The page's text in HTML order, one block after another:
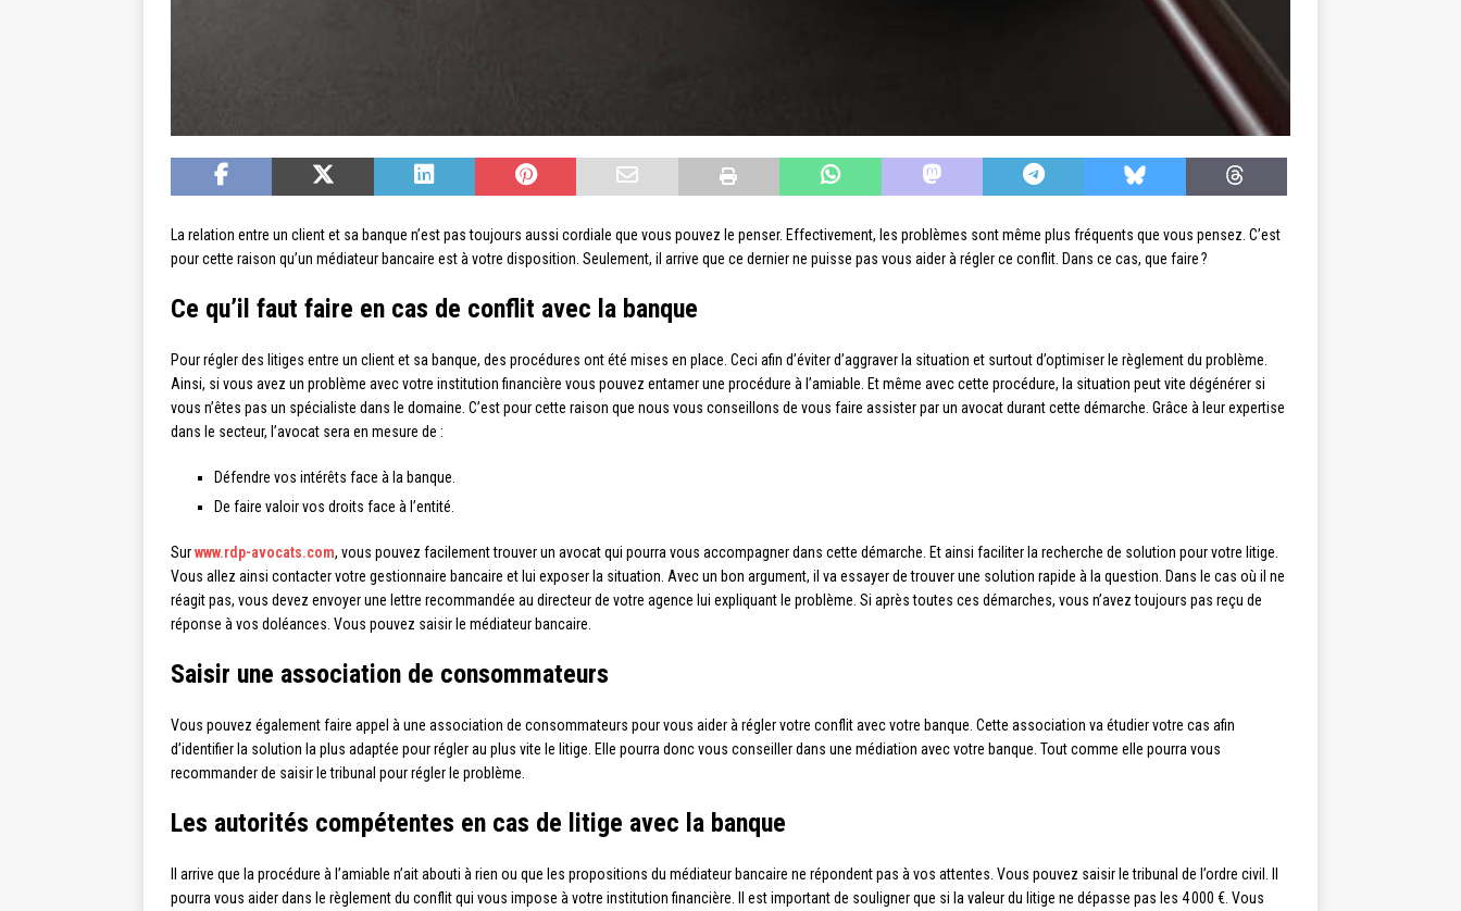
La relation entre un client et sa banque n’est pas toujours aussi cordiale que vous pouvez le penser. Effectivement, les problèmes sont même plus fréquents que vous pensez. C’est
pour cette raison qu’un médiateur bancaire est à votre disposition. Seulement, il arrive que ce dernier ne puisse pas vous aider à régler ce conflit. Dans ce cas, que faire ?
Ce qu’il faut faire en cas de conflit avec la banque
Pour régler des litiges entre un client et sa banque, des procédures ont été mises en place. Ceci afin d’éviter d’aggraver la situation et surtout d’optimiser le règlement du problème.
Ainsi, si vous avez un problème avec votre institution financière vous pouvez entamer une procédure à l’amiable. Et même avec cette procédure, la situation peut vite dégénérer si
vous n’êtes pas un spécialiste dans le domaine. C’est pour cette raison que nous vous conseillons de vous faire assister par un avocat durant cette démarche. Grâce à leur expertise
dans le secteur, l’avocat sera en mesure de :
Défendre vos intérêts face à la banque.
De faire valoir vos droits face à l’entité.
Surwww.rdp-avocats.com, vous pouvez facilement trouver un avocat qui pourra vous accompagner dans cette démarche. Et ainsi faciliter la recherche de solution pour votre litige.
Vous allez ainsi contacter votre gestionnaire bancaire et lui exposer la situation. Avec un bon argument, il va essayer de trouver une solution rapide à la question. Dans le cas où il ne
réagit pas, vous devez envoyer une lettre recommandée au directeur de votre agence lui expliquant le problème. Si après toutes ces démarches, vous n’avez toujours pas reçu de
réponse à vos doléances. Vous pouvez saisir le médiateur bancaire.
Saisir une association de consommateurs
Vous pouvez également faire appel à une association de consommateurs pour vous aider à régler votre conflit avec votre banque. Cette association va étudier votre cas afin
d’identifier la solution la plus adaptée pour régler au plus vite le litige. Elle pourra donc vous conseiller dans une médiation avec votre banque. Tout comme elle pourra vous
recommander de saisir le tribunal pour régler le problème.
Les autorités compétentes en cas de litige avec la banque
Il arrive que la procédure à l’amiable n’ait abouti à rien ou que les propositions du médiateur bancaire ne répondent pas à vos attentes. Vous pouvez saisir le tribunal de l’ordre civil. Il
pourra vous aider dans le règlement du conflit qui vous impose à votre institution financière. Il est important de souligner que si la valeur du litige ne dépasse pas les 4 000 €. Vous